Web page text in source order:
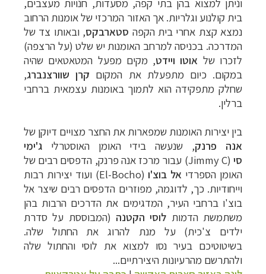
בית קולנוע וגלריות. אך האזור המרכזי של אומנות הרחוב
נמצא קצת אחרי בית הקפה סטארבקס, ובאותו צד של
המדרכה. בכניסה למרחב האומנות יש שלט (על הרצפה)
לזכרו של אוטו ויידט, מקים מפעל המטאטאים שהיה
במקום. כיום מתפעלת את המקום קרן שוורצנברג,
שחלק מתפקידה הוא לתמוך באומנות עצמאית ברחבי
ברלין.
בין יצירות האומנות שמפארות את החצר מצויים דיוקן של
אנה פרנק, שנעשה בידי האומן האוסטרלי ג'ימי
סי (Jimmy C) עבור מרכז אנה פרנק, הדפסים רבים של
האומן הספרדי אל בוצ'ו (El-Bocho) ועוד יצירות רבות
וייחודיות. כך, לדוגמה, מפוזרים הדפסים רבים שיצר אל
בוצ'ו ברחבי העיר, המדגימים את הדרכים הרבות בהן
משתמשת הדמות לוסי הקטנה (המבוססת על סדרת
ילדים צ'כית) על מנת להרוג את החתול שלה.
בשיטוטיכם בעיר נסו למצוא את לוסי והחתול שלה
ולהתרשם מהרעיונות היצירתיים...